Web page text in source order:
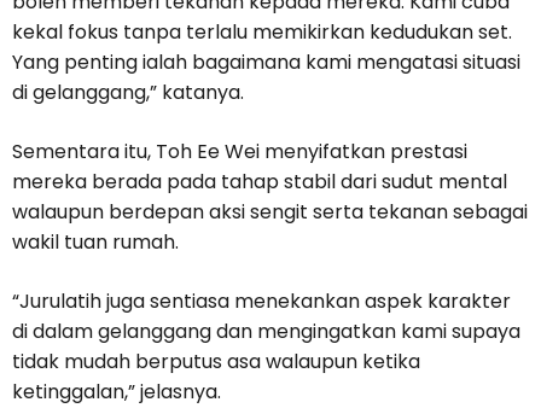
kekal fokus tanpa terlalu memikirkan kedudukan set.
Yang penting ialah bagaimana kami mengatasi situasi
di gelanggang,” katanya.
Sementara itu, Toh Ee Wei menyifatkan prestasi
mereka berada pada tahap stabil dari sudut mental
walaupun berdepan aksi sengit serta tekanan sebagai
wakil tuan rumah.
“Jurulatih juga sentiasa menekankan aspek karakter
di dalam gelanggang dan mengingatkan kami supaya
tidak mudah berputus asa walaupun ketika
ketinggalan,” jelasnya.